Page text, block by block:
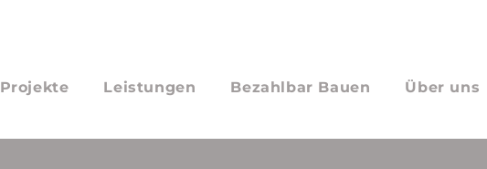
Projekte Leistungen Bezahlbar Bauen Über uns